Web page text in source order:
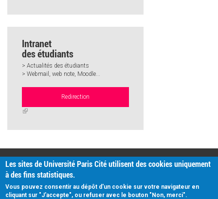
Intranet
des étudiants
> Actualités des étudiants
> Webmail, web note, Moodle...
Redirection
(link
PRATIQUE
Plan d'accès
Intranet
Mentions légales
Données personnelles
Les sites de Université Paris Cité utilisent des cookies uniquement
à des fins statistiques.
Vous pouvez consentir au dépôt d'un cookie sur votre navigateur en
cliquant sur "J'accepte", ou refuser avec le bouton "Non, merci".